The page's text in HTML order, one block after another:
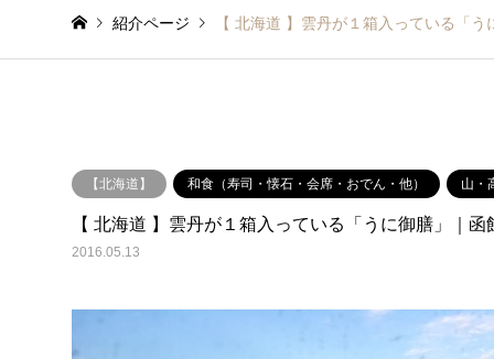
紹介ページ 【 北海道 】雲丹が１箱入っている「
【北海道】 和食（寿司・懐石・会席・おでん・他） 山・
【 北海道 】雲丹が１箱入っている「うに御膳」｜
2016.05.13